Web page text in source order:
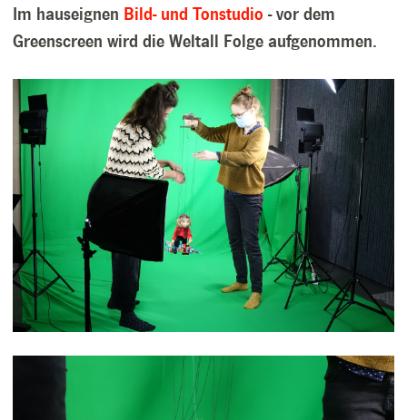
Im hauseignen Bild- und Tonstudio - vor dem
Greenscreen wird die Weltall Folge aufgenommen.